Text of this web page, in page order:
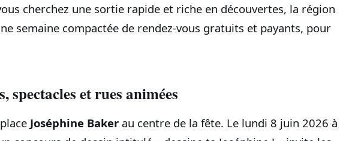
cherchez une sortie rapide et riche en découvertes, la région
semaine compactée de rendez-vous gratuits et payants, pour
spectacles et rues animées
place Joséphine Baker au centre de la fête. Le lundi 8 juin 2026 à